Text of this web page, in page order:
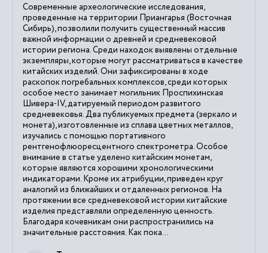
Современные археологические исследования,
проведенные на территории Приангарья (Восточная
Сибирь), позволили получить существенный массив
важной информации о древней и средневековой
истории региона. Среди находок выявлены отдельные
экземпляры, которые могут рассматриваться в качестве
китайских изделий. Они зафиксированы в ходе
раскопок погребальных комплексов, среди которых
особое место занимает могильник Проспихинская
Шивера-IV, датируемый периодом развитого
средневековья. Два публикуемых предмета (зеркало и
монета), изготовленные из сплава цветных металлов,
изучались с помощью портативного
рентгенофлюоресцентного спектрометра. Особое
внимание в статье уделено китайским монетам,
которые являются хорошими хронологическими
индикаторами. Кроме их атрибуции, приведен круг
аналогий из ближайших и отдаленных регионов. На
протяжении все средневековой истории китайские
изделия представляли определенную ценность.
Благодаря кочевникам они распространились на
значительные расстояния. Как пока...